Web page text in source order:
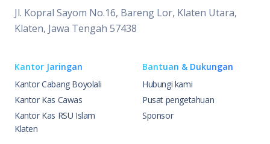
Jl. Kopral Sayom No.16, Bareng Lor, Klaten Utara,
Klaten, Jawa Tengah 57438
Kantor Jaringan
Kantor Cabang Boyolali
Kantor Kas Cawas
Kantor Kas RSU Islam
Klaten
Bantuan & Dukungan
Hubungi kami
Pusat pengetahuan
Sponsor